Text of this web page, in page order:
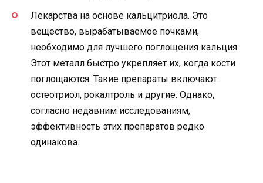
Лекарства на основе кальцитриола. Это
вещество, вырабатываемое почками,
необходимо для лучшего поглощения кальция.
Этот металл быстро укрепляет их, когда кости
поглощаются. Такие препараты включают
остеотриол, рокалтроль и другие. Однако,
согласно недавним исследованиям,
эффективность этих препаратов редко
одинакова.